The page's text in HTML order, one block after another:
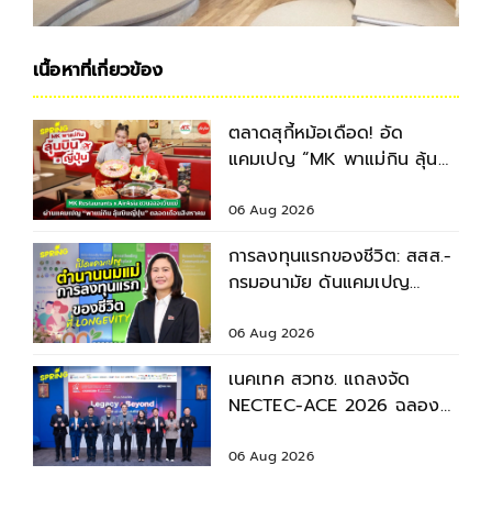
เนื้อหาที่เกี่ยวข้อง
ตลาดสุกี้หม้อเดือด! อัด
แคมเปญ “MK พาแม่กิน ลุ้น
2569
06 Aug 2026
การลงทุนแรกของชีวิต: สสส.-
กรมอนามัย ดันแคมเปญ
เติบโตอย่างยั่งยืน
06 Aug 2026
เนคเทค สวทช. แถลงจัด
NECTEC-ACE 2026 ฉลอง
Beyond'
06 Aug 2026